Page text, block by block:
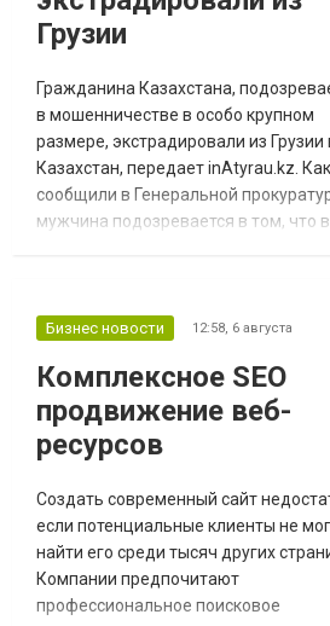
Грузии
Гражданина Казахстана,
в мошенничестве в особо крупном
размере, экстрадировали из Грузии
Казахстан, передает inAtyrau.kz. Как
сообщили в Генеральной
мужчина подозревается в том, что в
Кипре получил от гражданки
похищенных средств превысила 100
тенге. После совершения прес...
Бизнес новости 12:58, 6 августа
Комплексное SEO
продвижение веб-
ресурсов
Создать современный сайт
если потенциальные клиенты не
найти его среди тысяч других
Компании предпочитают
профессиональное поисковое